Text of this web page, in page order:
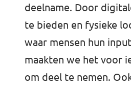
deelname. Door
te bieden en fysieke
waar mensen hun
maakten we het voor
om deel te nemen.